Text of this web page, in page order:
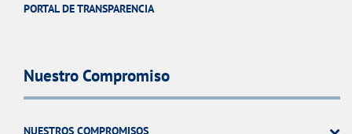
PORTAL DE TRANSPARENCIA
Nuestro Compromiso
NUESTROS COMPROMISOS